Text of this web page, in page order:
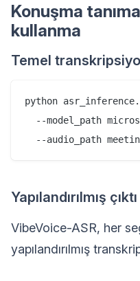
Konuşma
kullanma
Temel
python
--model_path
Yapılandırılmış
VibeVoice-ASR, her
yapılandırılmış